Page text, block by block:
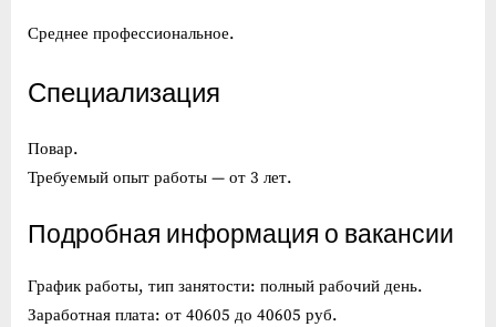
Среднее профессиональное.
Специализация
Повар.
Требуемый опыт работы — от 3 лет.
Подробная информация о вакансии
График работы, тип занятости: полный рабочий день.
Заработная плата: от 40605 до 40605 руб.